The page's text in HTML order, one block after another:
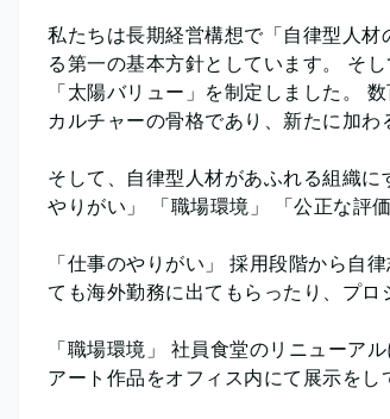
私たちは長期経営構想で「自律型人
る第一の基本方針としています。 そ
「太陽バリュー」を制定しました。
カルチャーの骨格であり、新たに加
そして、自律型人材があふれる組織
やりがい」 「職場環境」 「公正な評
「仕事のやりがい」 採用段階から自
ても海外勤務に出てもらったり、プロ
「職場環境」 社員食堂のリニューア
アート作品をオフィス内にて展示をし